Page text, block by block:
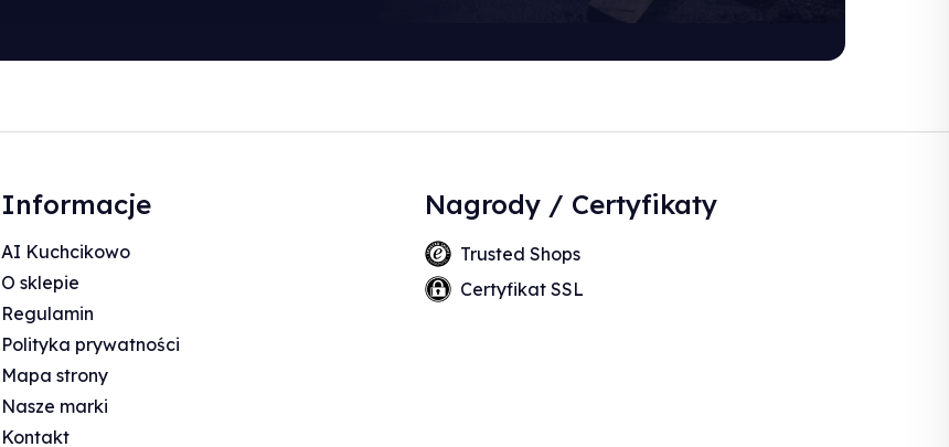
Informacje
AI Kuchcikowo
O sklepie
Regulamin
Polityka prywatności
Mapa strony
Nasze marki
Kontakt
Nagrody / Certyfikaty
Trusted Shops
Certyfikat SSL